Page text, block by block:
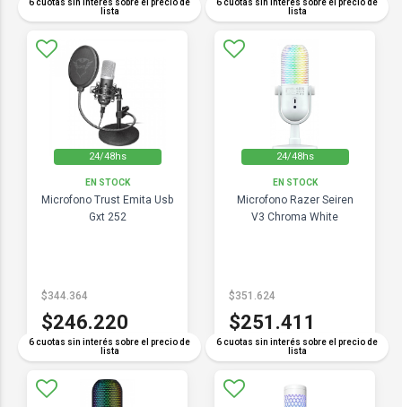
6 cuotas sin interés sobre el precio de
lista
6 cuotas sin interés sobre el precio de
lista
24/48hs
EN STOCK
Microfono Trust Emita Usb
Gxt 252
6 cuotas sin interés sobre el precio de
lista
$344.364
$246.220
24/48hs
EN STOCK
Microfono Razer Seiren
V3 Chroma White
6 cuotas sin interés sobre el precio de
lista
$351.624
$251.411